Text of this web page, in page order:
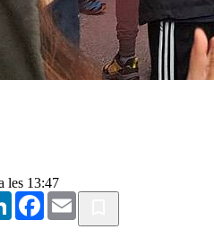
les 13:47
LinkedInFacebook
Email